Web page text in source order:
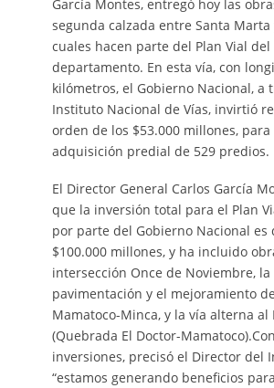
García Montes, entregó hoy las
segunda calzada entre Santa Marta
cuales hacen parte del Plan Vial
departamento. En esta vía, con
kilómetros, el Gobierno Nacional, a
Instituto Nacional de Vías, invirtió
orden de los $53.000 millones, para
adquisición predial de 529 predios.
El Director General Carlos García
que la inversión total para el Plan
por parte del Gobierno Nacional es
$100.000 millones, y ha incluido
intersección Once de Noviembre, la
pavimentación y el mejoramiento
Mamatoco-Minca, y la vía alterna al
(Quebrada El Doctor-
inversiones, precisó el Director del
“estamos generando beneficios